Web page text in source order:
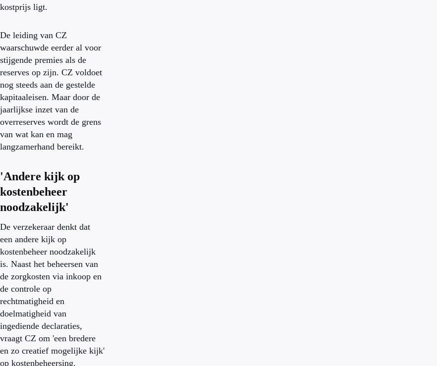
kostprijs ligt.
De leiding van CZ
waarschuwde eerder al voor
stijgende premies als de
reserves op zijn. CZ voldoet
nog steeds aan de gestelde
kapitaaleisen. Maar door de
jaarlijkse inzet van de
overreserves wordt de grens
van wat kan en mag
langzamerhand bereikt.
'Andere kijk op
kostenbeheer
noodzakelijk'
De verzekeraar denkt dat
een andere kijk op
kostenbeheer noodzakelijk
is. Naast het beheersen van
de zorgkosten via inkoop en
de controle op
rechtmatigheid en
doelmatigheid van
ingediende declaraties,
vraagt CZ om 'een bredere
en zo creatief mogelijke kijk'
op kostenbeheersing.